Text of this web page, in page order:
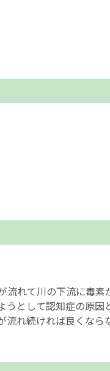
流れて川の下流に毒素
うとして認知症の原因
流れ続ければ良くなら